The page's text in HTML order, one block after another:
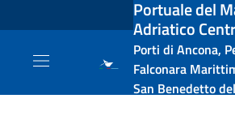
Salta al contenuto principalePortuale del
Adriatico
Porti di Ancona,
Falconara
San Benedetto del